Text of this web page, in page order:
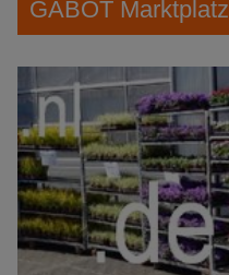
GABOT Marktplatz